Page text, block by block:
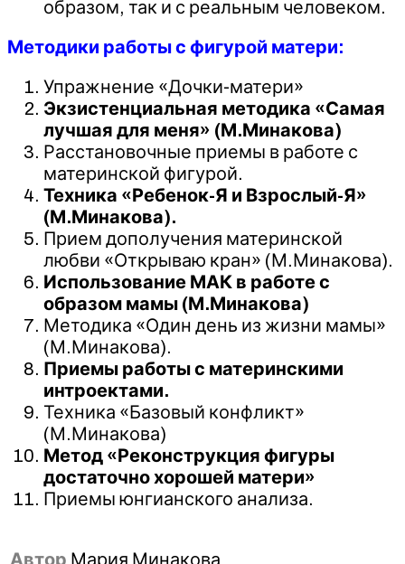
образом, так и с реальным человеком.
Методики работы с фигурой матери:
Упражнение «Дочки-матери»
Экзистенциальная методика «Самая
лучшая для меня» (М.Минакова)
Расстановочные приемы в работе с
материнской фигурой.
Техника «Ребенок-Я и Взрослый-Я»
(М.Минакова).
Прием дополучения материнской
любви «Открываю кран» (М.Минакова).
Использование МАК в работе с
образом мамы (М.Минакова)
Методика «Один день из жизни мамы»
(М.Минакова).
Приемы работы с материнскими
интроектами.
Техника «Базовый конфликт»
(М.Минакова)
Метод «Реконструкция фигуры
достаточно хорошей матери»
Приемы юнгианского анализа.
Автор Мария Минакова